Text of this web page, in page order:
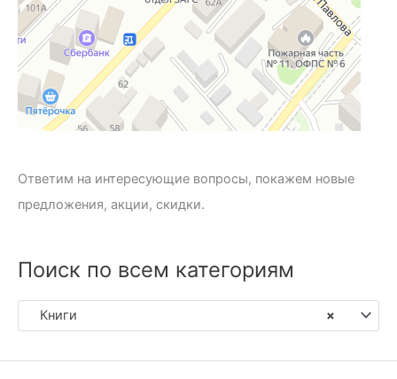
Ответим на интересующие вопросы, покажем новые
предложения, акции, скидки.
Поиск по всем категориям
×
Книги